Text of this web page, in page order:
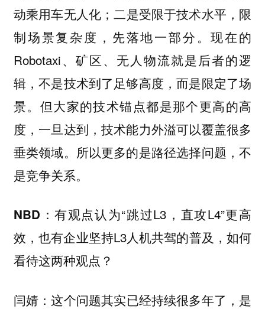
动乘用车无人化；二是受限于技术水平，限
制场景复杂度，先落地一部分。现在的
Robotaxi、矿区、无人物流就是后者的逻
辑，不是技术到了足够高度，而是限定了场
景。但大家的技术锚点都是那个更高的高
度，一旦达到，技术能力外溢可以覆盖很多
垂类领域。所以更多的是路径选择问题，不
是竞争关系。
NBD：有观点认为“跳过L3，直攻L4”更高
效，也有企业坚持L3人机共驾的普及，如何
看待这两种观点？
闫婧：这个问题其实已经持续很多年了，是